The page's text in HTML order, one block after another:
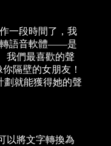
一段時間了，我
轉語音軟體——是
我們最喜歡的聲
隔壁的女朋友！
劃就能獲得她的聲
以將文字轉換為